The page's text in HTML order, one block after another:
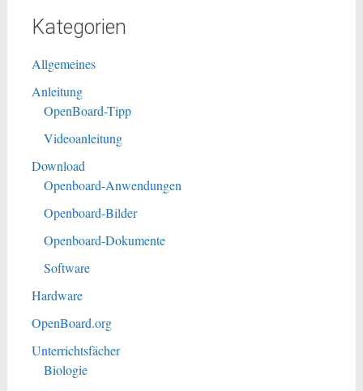
Kategorien
Allgemeines
Anleitung
OpenBoard-Tipp
Videoanleitung
Download
Openboard-Anwendungen
Openboard-Bilder
Openboard-Dokumente
Software
Hardware
OpenBoard.org
Unterrichtsfächer
Biologie